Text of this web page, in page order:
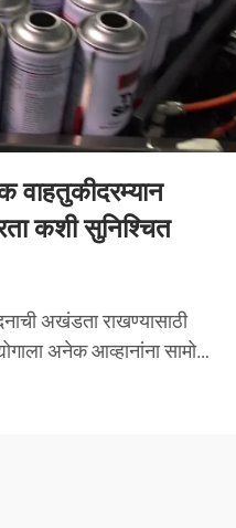
वाहतुकीदरम्यान
कशी सुनिश्चित
अखंडता राखण्यासाठी
अनेक आव्हानांना सामोरे
मोकळे व्हायला